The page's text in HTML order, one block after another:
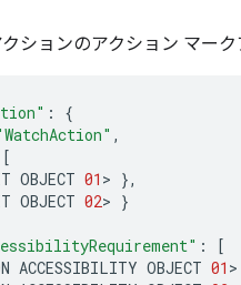
クションのアクション マー
:
{
,
[
OBJECT 01 > },
OBJECT 02> }
:
[
ACCESSIBILITY OBJECT 01 >